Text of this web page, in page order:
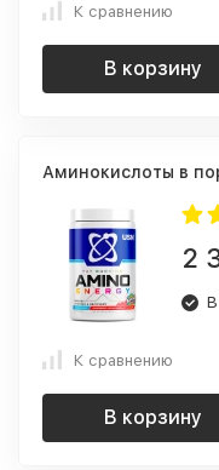
К сравнению
В корзину
Аминокислоты в
2
В
К сравнению
В корзину